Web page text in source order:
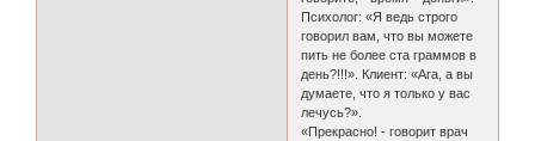
Психолог: «Я ведь строго
говорил вам, что вы можете
пить не более ста граммов в
день?!!!». Клиент: «Ага, а вы
думаете, что я только у вас
лечусь?».
«Прекрасно! - говорит врач